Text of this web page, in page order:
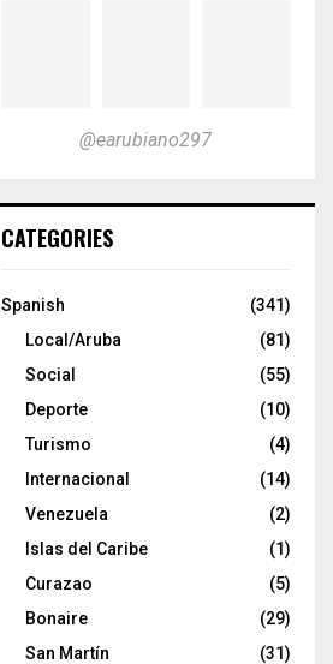
@earubiano297
CATEGORIES
Spanish
(341)
Local/Aruba
(81)
Social
(55)
Deporte
(10)
Turismo
(4)
Internacional
(14)
Venezuela
(2)
Islas del Caribe
(1)
Curazao
(5)
Bonaire
(29)
San Martín
(31)